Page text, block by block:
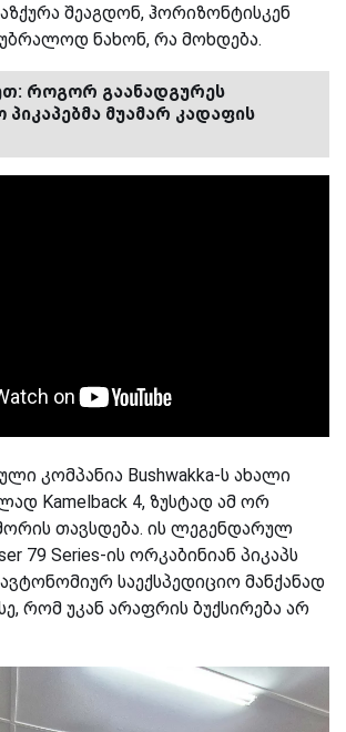
შეაგდონ, ჰორიზონტისკენ
ნახონ, რა მოხდება.
როგორ გაანადგურეს
მუამარ კადაფის
კომპანია Bushwakka-ს ახალი
Kamelback 4, ზუსტად ამ ორ
თავსდება. ის ლეგენდარულ
79 Series-ის ორკაბინიან პიკაპს
საექსპედიციო მანქანად
რომ უკან არაფრის ბუქსირება არ